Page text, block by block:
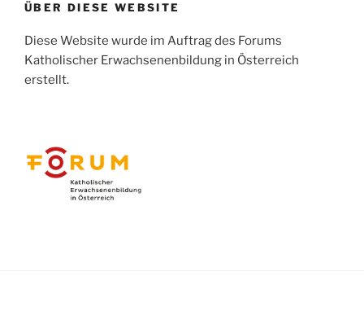
ÜBER DIESE WEBSITE
Diese Website wurde im Auftrag des Forums
Katholischer Erwachsenenbildung in Österreich
erstellt.